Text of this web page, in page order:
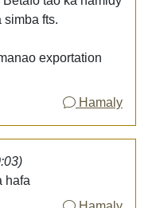
simba fts.
exportation
Hamaly
hafa